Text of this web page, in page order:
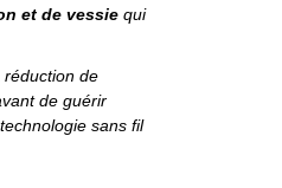
et de vessie qui
réduction de
de guérir
sans fil